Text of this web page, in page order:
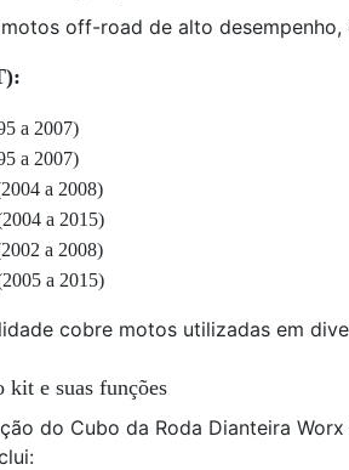
off-road de alto
a 2007)
a 2007)
a 2008)
a 2015)
a 2008)
a 2015)
cobre motos utilizadas em
kit e suas funções
do Cubo da Roda Dianteira